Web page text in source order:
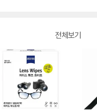
전체보기